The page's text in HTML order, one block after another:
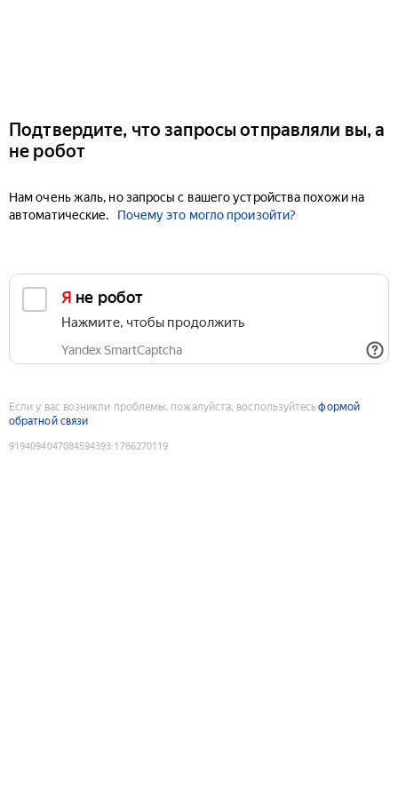
Подтвердите, что запросы отправляли вы, а
не робот
Нам очень жаль, но запросы с вашего устройства похожи на
автоматические.
Почему это могло произойти?
Я не робот
Нажмите, чтобы продолжить
Yandex SmartCaptcha
Если у вас возникли проблемы, пожалуйста, воспользуйтесьформой
обратной связи
9194094047084594393:1786270119